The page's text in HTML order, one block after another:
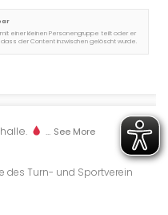
einer kleinen Personengruppe teilt oder er
dass der Content inzwischen gelöscht wurde.
des Turn- und Sportverein
... See More